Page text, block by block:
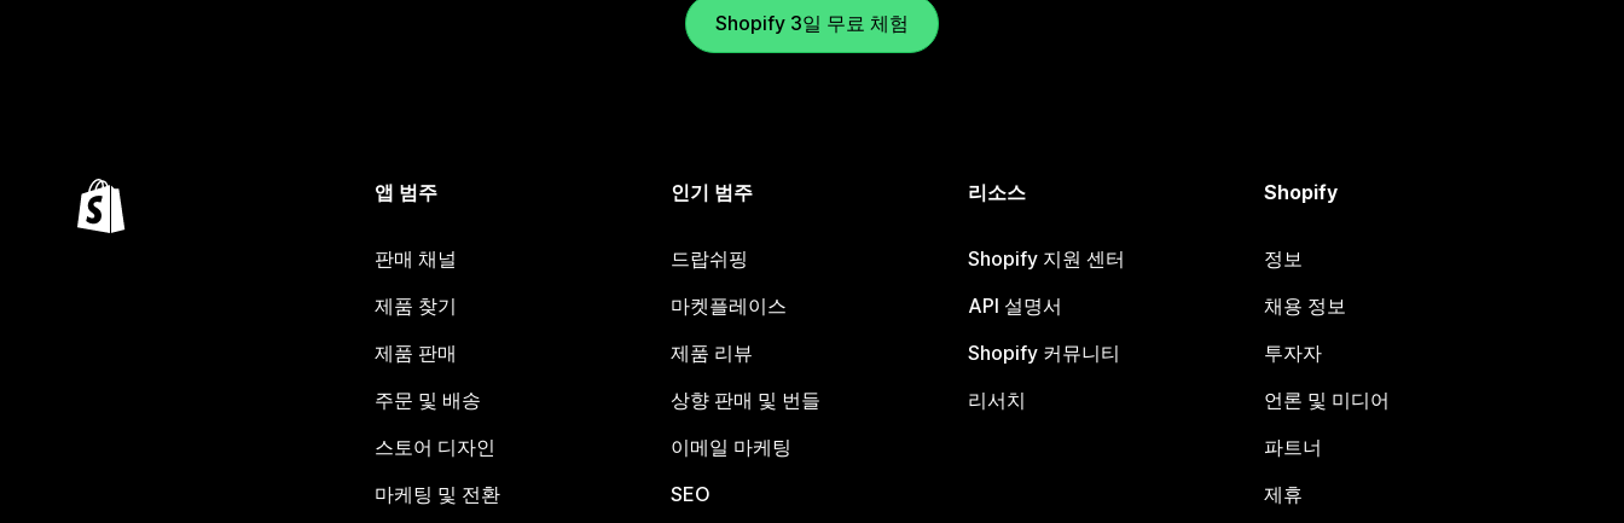
Shopify 3일 무료 체험
앱 범주
판매 채널
제품 찾기
제품 판매
주문 및 배송
스토어 디자인
마케팅 및 전환
인기 범주
드랍쉬핑
마켓플레이스
제품 리뷰
상향 판매 및 번들
이메일 마케팅
SEO
리소스
Shopify 지원 센터
API 설명서
Shopify 커뮤니티
리서치
Shopify
정보
채용 정보
투자자
언론 및 미디어
파트너
제휴